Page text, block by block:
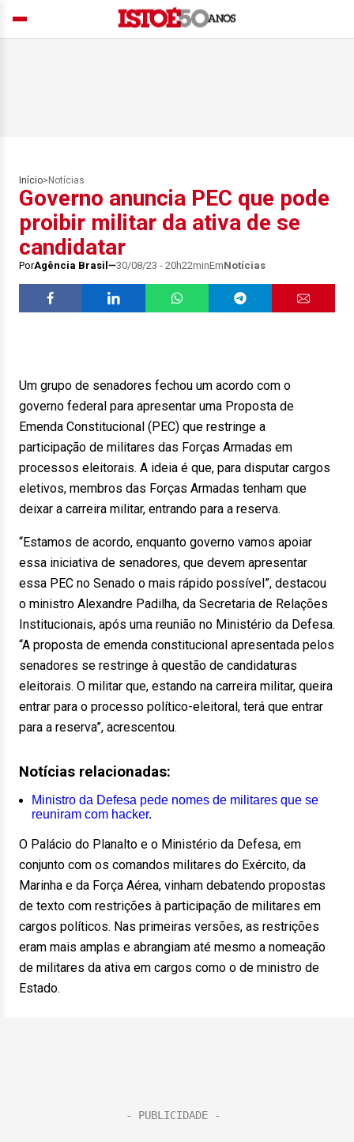
Início> Notícias
Governo anuncia PEC que pode
proibir militar da ativa de se
candidatar
PorAgência Brasil 30/08/23 - 20h22minEmNotícias
Um grupo de senadores fechou um acordo com o
governo federal para apresentar uma Proposta de
Emenda Constitucional (PEC) que restringe a
participação de militares das Forças Armadas em
processos eleitorais. A ideia é que, para disputar cargos
eletivos, membros das Forças Armadas tenham que
deixar a carreira militar, entrando para a reserva.
“Estamos de acordo, enquanto governo vamos apoiar
essa iniciativa de senadores, que devem apresentar
essa PEC no Senado o mais rápido possível”, destacou
o ministro Alexandre Padilha, da Secretaria de Relações
Institucionais, após uma reunião no Ministério da Defesa.
“A proposta de emenda constitucional apresentada pelos
senadores se restringe à questão de candidaturas
eleitorais. O militar que, estando na carreira militar, queira
entrar para o processo político-eleitoral, terá que entrar
para a reserva”, acrescentou.
Notícias relacionadas:
Ministro da Defesa pede nomes de militares que se
reuniram com hacker.
O Palácio do Planalto e o Ministério da Defesa, em
conjunto com os comandos militares do Exército, da
Marinha e da Força Aérea, vinham debatendo propostas
de texto com restrições à participação de militares em
cargos políticos. Nas primeiras versões, as restrições
eram mais amplas e abrangiam até mesmo a nomeação
de militares da ativa em cargos como o de ministro de
Estado.